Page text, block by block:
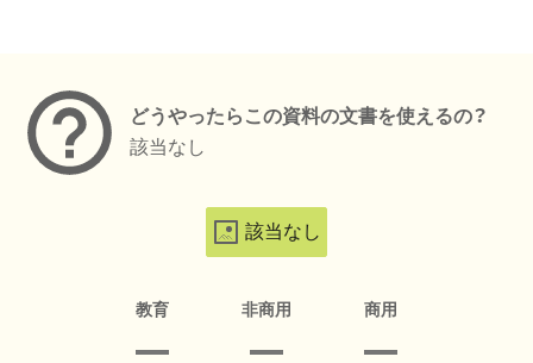
どうやったらこの資料の文書を使えるの？
該当なし
該当なし
教育 非商用 商用